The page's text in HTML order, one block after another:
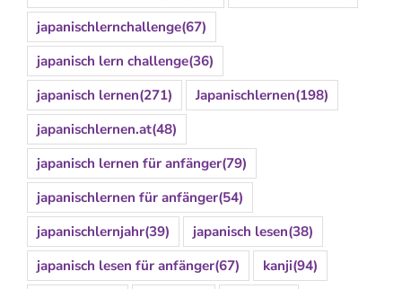
japanischlernchallenge(67)
japanisch lern challenge(36)
japanisch lernen(271) Japanischlernen(198)
japanischlernen.at(48)
japanisch lernen für anfänger(79)
japanischlernen für anfänger(54)
japanischlernjahr(39) japanisch lesen(38)
japanisch lesen für anfänger(67) kanji(94)